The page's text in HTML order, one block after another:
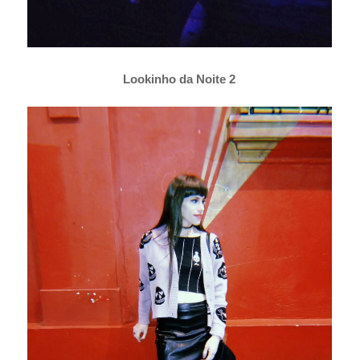
Lookinho da Noite 2